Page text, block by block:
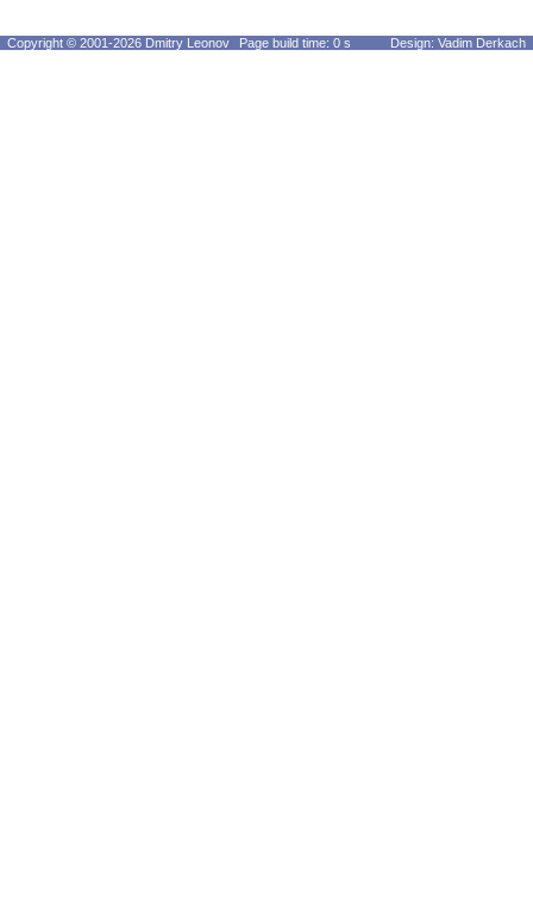
Copyright © 2001-2026 Dmitry Leonov Page build time: 0 s Design: Vadim Derkach